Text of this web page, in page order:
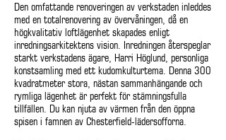
Den omfattande renoveringen av verkstaden inleddes
med en totalrenovering av övervåningen, då en
högkvalitativ loftlägenhet skapades enligt
inredningsarkitektens vision. Inredningen återspeglar
starkt verkstadens ägare, Harri Höglund, personliga
konstsamling med ett kudomkulturtema. Denna 300
kvadratmeter stora, nästan sammanhängande och
rymliga lägenhet är perfekt för stämningsfulla
tillfällen. Du kan njuta av värmen från den öppna
spisen i famnen av Chesterfield-lädersofforna.